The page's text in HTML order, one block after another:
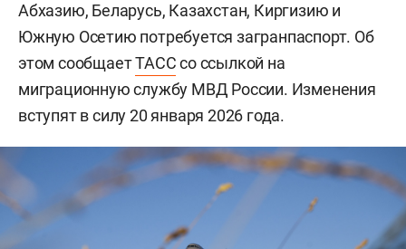
Абхазию, Беларусь, Казахстан, Киргизию и
Южную Осетию потребуется загранпаспорт. Об
этом сообщаетТАССсо ссылкой на
миграционную службу МВД России. Изменения
вступят в силу 20 января 2026 года.